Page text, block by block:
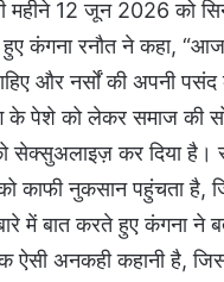
महीने 12 जून 2026 को
कंगना रनौत ने कहा, “आज
और नर्सों की अपनी
के पेशे को लेकर समाज की
सेक्सुअलाइज़ कर दिया है।
काफी नुकसान पहुंचता है,
में बात करते हुए कंगना ने
ऐसी अनकही कहानी है,